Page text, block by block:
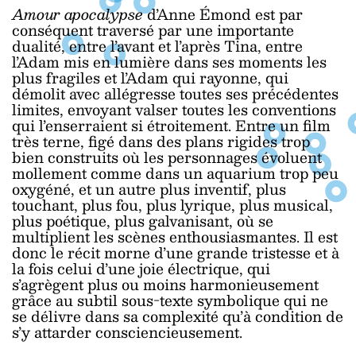
Amour apocalypsed’Anne Émond est par
conséquent traversé par une importante
dualité, entre l’avant et l’après Tina, entre
l’Adam mis en lumière dans ses moments les
plus fragiles et l’Adam qui rayonne, qui
démolit avec allégresse toutes ses précédentes
limites, envoyant valser toutes les conventions
qui l’enserraient si étroitement. Entre un film
très terne, figé dans des plans rigides trop
bien construits où les personnages évoluent
mollement comme dans un aquarium trop peu
oxygéné, et un autre plus inventif, plus
touchant, plus fou, plus lyrique, plus musical,
plus poétique, plus galvanisant, où se
multiplient les scènes enthousiasmantes. Il est
donc le récit morne d’une grande tristesse et à
la fois celui d’une joie électrique, qui
s’agrègent plus ou moins harmonieusement
grâce au subtil sous-texte symbolique qui ne
se délivre dans sa complexité qu’à condition de
s’y attarder consciencieusement.